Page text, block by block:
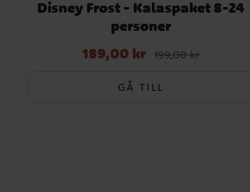
Disney Frost - Kalaspaket 8-24
personer
Nuvarande pris:189,00 krTidigare pris
199,00 kr
189,00 kr 199,00 kr
GÅ TILL